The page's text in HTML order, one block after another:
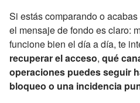
Si estás comparando o
el mensaje de fondo es claro:
funcione bien el día a día, te
recuperar el acceso, qué
operaciones puedes seguir
bloqueo o una incidencia